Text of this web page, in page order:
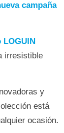
campaña
LOGUIN
irresistible
y
está
ocasión.